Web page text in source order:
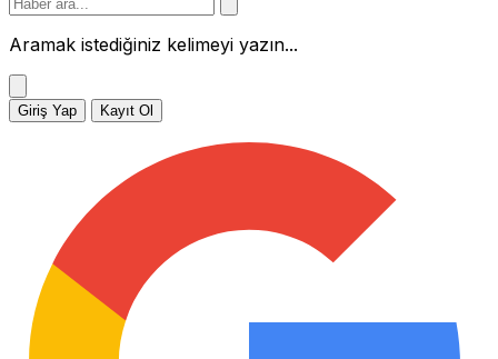
Aramak istediğiniz kelimeyi yazın...
Giriş Yap Kayıt Ol